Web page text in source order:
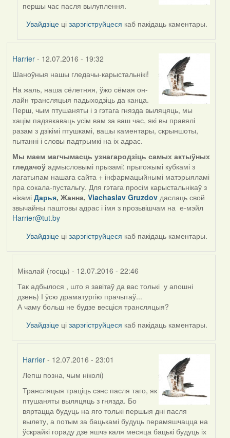
by
Harrier
першы час пасля вылуплення.
Увайдзіце цізарэгіструйцеся каб пакідаць каментары.
Harrier- 12.07.2016 - 19:32
Шаноўныя нашы гледачы-карыстальнікі!
На жаль, наша сёлетняя, ўжо сёмая он-
лайн трансляцыя падыходзіць да канца.
Перш, чым птушаняты і з гэтага гнязда выляцяць, мы
хацім падзякаваць усім вам за ваш час, які вы правялі
разам з дзікімі птушкамі, вашы каментары, скрыншоты,
пытанні і словы падтрымкі на іх адрас.
Мы маем магчымасць узнагародзіць самых актыўных
гледачоўадмысловымі прызамі: прыгожымі кубкамі з
лагатыпам нашага сайта + інфармацыйнымі матэрыяламі
пра сокала-пустальгу. Для гэтага просім карыстальнікаў з
нікамі Дарья, Жанна, Viachaslav Gruzdovдаслаць свой
звычайны паштовы адрас і імя з прозьвішчам на е-мэйл
Harrier@tut.by
Увайдзіце цізарэгіструйцеся каб пакідаць каментары.
Мікалай (госць) - 12.07.2016 - 22:46
In
reply
to
Так адбылося , што я завітаў да вас толькі у апошні
дзень) І ўсю драматургію прачытаў...
А чаму больш не будзе весціся трансляцыя?
Увайдзіце цізарэгіструйцеся каб пакідаць каментары.
Harrier - 12.07.2016 - 23:01
In
reply
to
by
Мікалай
(госць)
Лепш позна, чым ніколі)
Трансляцыя траціць сэнс пасля таго, як
птушаняты выляцяць з гнязда. Бо
вяртацца будуць на яго толькі першыя дні пасля
вылету, а потым за бацькамі будуць перамяшчацца на
ўскрайкі гораду дзе яшчэ каля месяца бацькі будуць іх